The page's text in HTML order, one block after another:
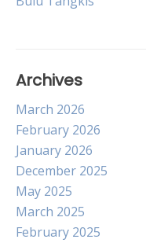
navigation
Archives
March 2026
February 2026
January 2026
December 2025
May 2025
March 2025
February 2025